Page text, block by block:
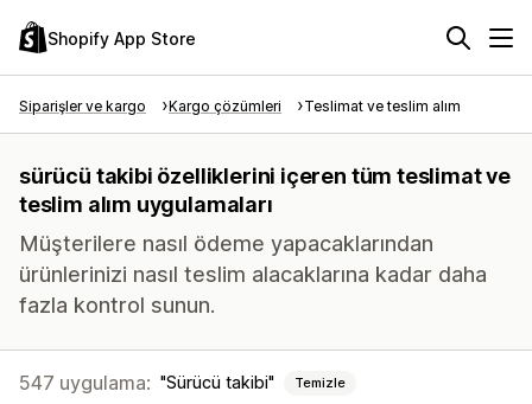
Shopify App Store
Siparişler ve kargo Kargo çözümleri Teslimat ve teslim alım
sürücü takibi özelliklerini içeren tüm teslimat ve
teslim alım uygulamaları
Müşterilere nasıl ödeme yapacaklarından
ürünlerinizi nasıl teslim alacaklarına kadar daha
fazla kontrol sunun.
547 uygulama: Sürücü takibi Temizle